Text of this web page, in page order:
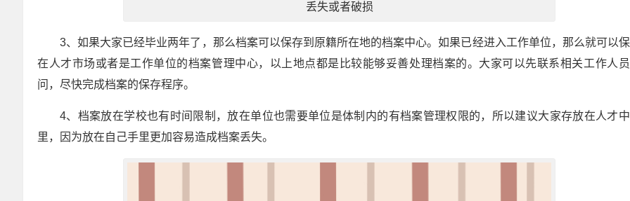
丢失或者破损
3、如果大家已经毕业两年了，那么档案可以保存到原籍所在地的档案中心。如果已经进入工作单位，那么就可以
在人才市场或者是工作单位的档案管理中心，以上地点都是比较能够妥善处理档案的。大家可以先联系相关工作人
问，尽快完成档案的保存程序。
4、档案放在学校也有时间限制，放在单位也需要单位是体制内的有档案管理权限的，所以建议大家存放在人才
里，因为放在自己手里更加容易造成档案丢失。